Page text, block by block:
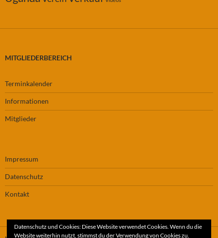
MITGLIEDERBEREICH
Terminkalender
Informationen
Mitglieder
Impressum
Datenschutz
Kontakt
Datenschutz und Cookies: Diese Website verwendet Cookies. Wenn du die
Website weiterhin nutzt, stimmst du der Verwendung von Cookies zu.